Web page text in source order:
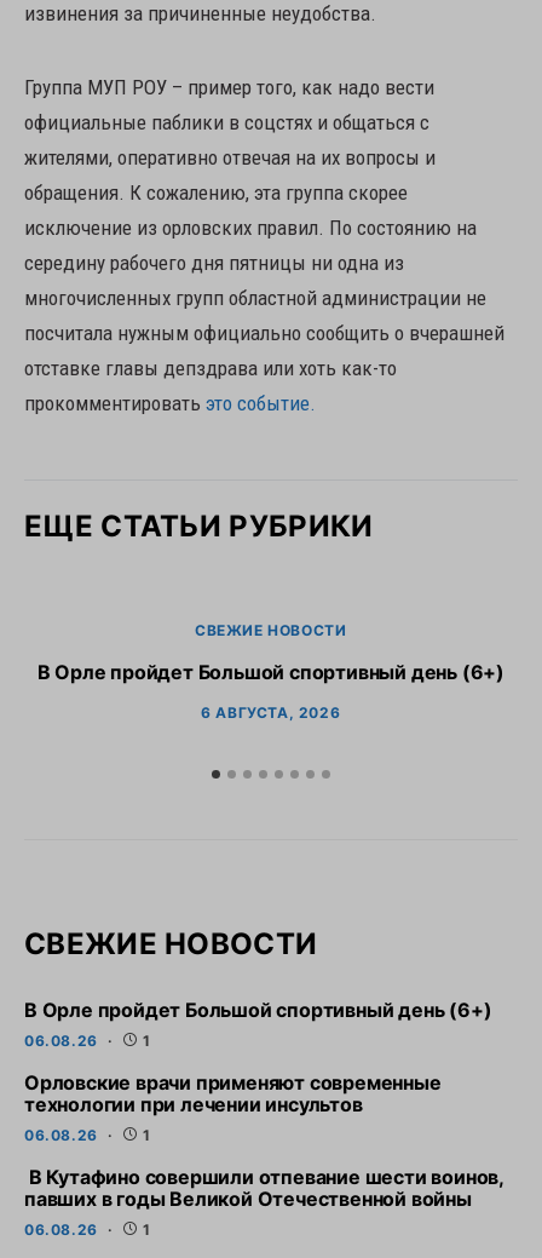
извинения за причиненные неудобства.
Группа МУП РОУ – пример того, как надо вести
официальные паблики в соцстях и общаться с
жителями, оперативно отвечая на их вопросы и
обращения. К сожалению, эта группа скорее
исключение из орловских правил. По состоянию на
середину рабочего дня пятницы ни одна из
многочисленных групп областной администрации не
посчитала нужным официально сообщить о вчерашней
отставке главы депздрава или хоть как-то
прокомментировать это событие.
ЕЩЕ СТАТЬИ РУБРИКИ
СВЕЖИЕ НОВОСТИ
В Орле пройдет Большой спортивный день (6+)
6 АВГУСТА, 2026
СВЕЖИЕ НОВОСТИ
В Орле пройдет Большой спортивный день (6+)
06.08.26 1
Орловские врачи применяют современные
технологии при лечении инсультов
06.08.26 1
В Кутафино совершили отпевание шести воинов,
павших в годы Великой Отечественной войны
06.08.26 1